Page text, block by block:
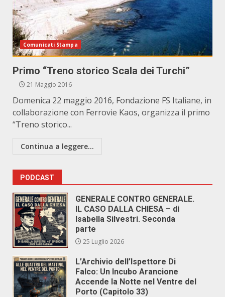
Comunicati Stampa
Primo “Treno storico Scala dei Turchi”
21 Maggio 2016
Domenica 22 maggio 2016, Fondazione FS Italiane, in
collaborazione con Ferrovie Kaos, organizza il primo
“Treno storico...
Continua a leggere...
PODCAST
GENERALE CONTRO GENERALE.
IL CASO DALLA CHIESA – di
Isabella Silvestri. Seconda
parte
25 Luglio 2026
L’Archivio dell’Ispettore Di
Falco: Un Incubo Arancione
Accende la Notte nel Ventre del
Porto (Capitolo 33)